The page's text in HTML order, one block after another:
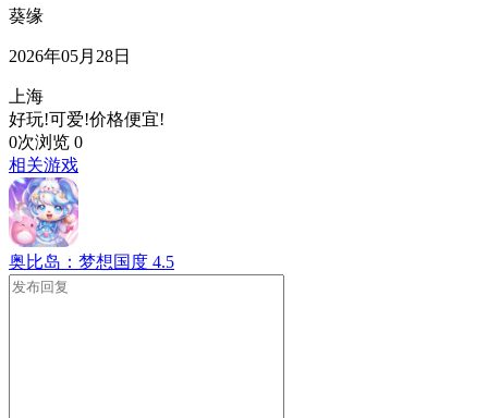
葵缘
2026年05月28日
上海
好玩!可爱!价格便宜!
0次浏览 0
相关游戏
奥比岛：梦想国度 4.5